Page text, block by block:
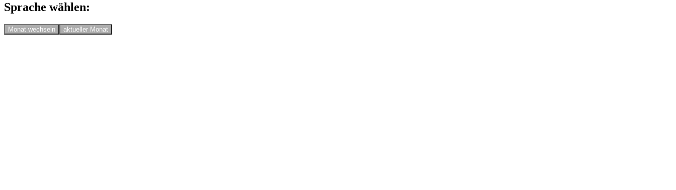
Sprache wählen:
Monat wechseln aktueller Monat